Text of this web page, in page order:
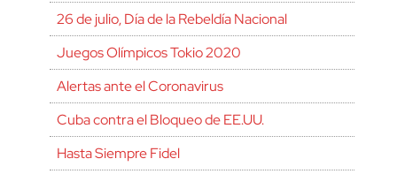
26 de julio, Día de la Rebeldía Nacional
Juegos Olímpicos Tokio 2020
Alertas ante el Coronavirus
Cuba contra el Bloqueo de EE.UU.
Hasta Siempre Fidel